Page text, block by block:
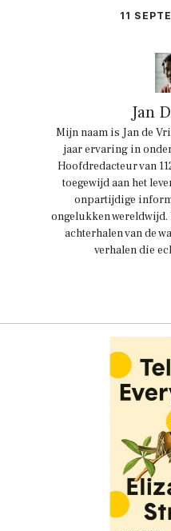
11
Jan
Mijn naam is Jan de
jaar ervaring in
Hoofdredacteur van
toegewijd aan het
onpartijdige
ongelukken wereldwijd.
achterhalen van de
verhalen die